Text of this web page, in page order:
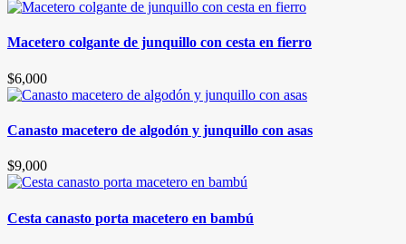
Macetero colgante de junquillo con cesta en fierro
$6,000
Canasto macetero de algodón y junquillo con asas
$9,000
Cesta canasto porta macetero en bambú